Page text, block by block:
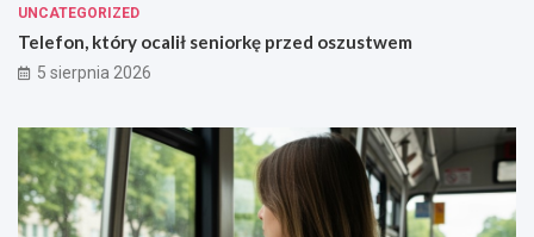
UNCATEGORIZED
Telefon, który ocalił seniorkę przed oszustwem
5 sierpnia 2026